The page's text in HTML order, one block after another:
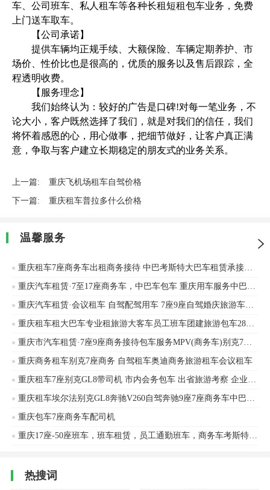
车、公司班车、私人租车等各种长租短租包车业务，免费
上门送车取车。
【公司承诺】
提供车辆均正规手续、大额保险、车辆定期养护、市
场价、性价比也是很高的，优质的服务以及售后跟踪，全
程透明收费。
【服务理念】
我们始终认为：较好的广告是口碑!对每一笔业务，不
论大小，客户既然选择了我们，就是对我们的信任，我们
将怀着感恩的心，用心做事，把细节做好，让客户真正满
意，争取与客户建立长期稳定的朋友式的业务关系。
上一篇: 重庆飞机场租车自驾价格
下一篇: 重庆租车普拉多什么价格
温馨服务
重庆租车7座商务车出租商务接待 中巴考斯特大巴车租赁承接企业班车旅游车商务接待
重庆汽车租赁·7至17座商务车，中巴车包车 重庆用车服务中巴车旅游包车商务用车
重庆汽车租赁·会议租车 自驾配驾用车 7座9座自驾婚庆旅游车站机场接送
重庆租车租大巴车专业租旅游大客车员工班车团建旅游包车28座50座57座
重庆市汽车租赁·7座9座商务接待包车服务MPV(商务车)别克7座商务车金龙9座自驾包车
重庆商务租车别克7座商务 自驾租车奥迪商务旅游租车会议租车
重庆租车7座别克GL8带司机 市内会务包车 出省旅游考察 企业自驾年租
重庆租车埃尔法别克GL8奔驰V260自驾奔驰9座7座商务车中巴大巴包车
重庆包车7座商务车配司机
重庆17座-50座班车，班车租赁，员工通勤班车，商务车考斯特，年会包车用车
热搜词